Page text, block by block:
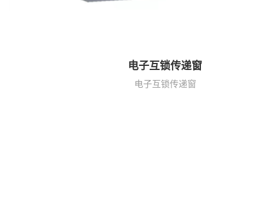
电子互锁传递窗
电子互锁传递窗